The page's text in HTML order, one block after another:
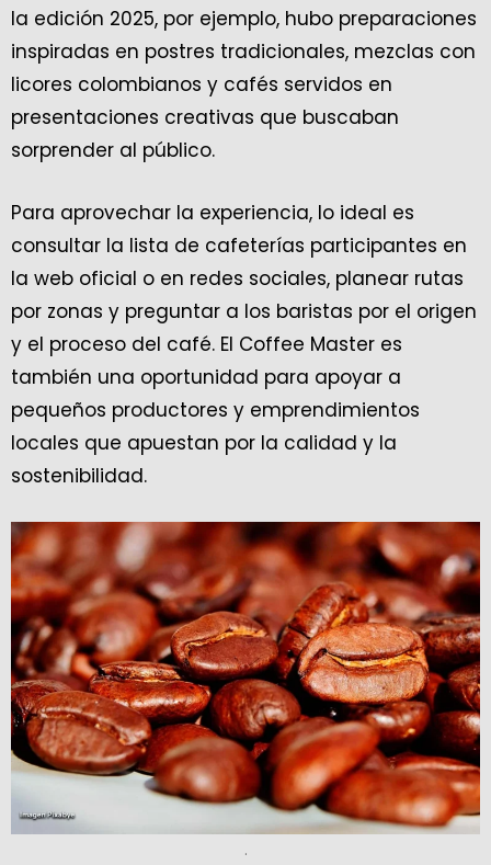
la edición 2025, por ejemplo, hubo preparaciones
inspiradas en postres tradicionales, mezclas con
licores colombianos y cafés servidos en
presentaciones creativas que buscaban
sorprender al público.
Para aprovechar la experiencia, lo ideal es
consultar la lista de cafeterías participantes en
la web oficial o en redes sociales, planear rutas
por zonas y preguntar a los baristas por el origen
y el proceso del café. El Coffee Master es
también una oportunidad para apoyar a
pequeños productores y emprendimientos
locales que apuestan por la calidad y la
sostenibilidad.
.